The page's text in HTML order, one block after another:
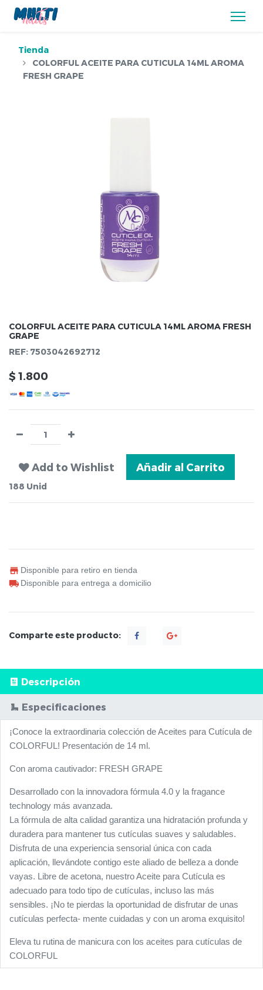
Tienda
COLORFUL ACEITE PARA CUTICULA 14ML AROMA
FRESH GRAPE
COLORFUL ACEITE PARA CUTICULA 14ML AROMA FRESH
GRAPE
REF: 7503042692712
$ 1.800
Add to Wishlist Añadir al Carrito
188 Unid
Disponible para retiro en tienda
Disponible para entrega a domicilio
Comparte este producto:
Descripción
Especificaciones
¡Conoce la extraordinaria colección de Aceites para Cutícula de
COLORFUL! Presentación de 14 ml.
Con aroma cautivador: FRESH GRAPE
Desarrollado con la innovadora fórmula 4.0 y la fragance
technology más avanzada.
La fórmula de alta calidad garantiza una hidratación profunda y
duradera para mantener tus cutículas suaves y saludables.
Disfruta de una experiencia sensorial única con cada
aplicación, llevándote contigo este aliado de belleza a donde
vayas. Libre de acetona, nuestro Aceite para Cutícula es
adecuado para todo tipo de cutículas, incluso las más
sensibles. ¡No te pierdas la oportunidad de disfrutar de unas
cutículas perfecta- mente cuidadas y con un aroma exquisito!
Eleva tu rutina de manicura con los aceites para cutículas de
COLORFUL